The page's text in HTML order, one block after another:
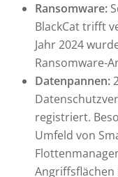
Ransomware:
BlackCat trifft
Jahr 2024
Ransomware-
Datenpannen:
registriert.
Umfeld von
Angriffsflächen